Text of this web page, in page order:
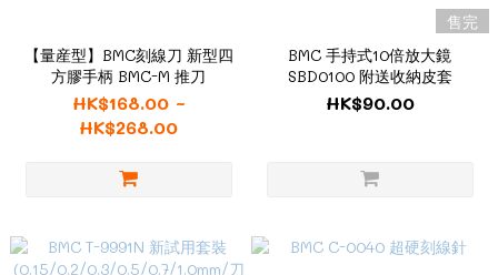
【量産型】BMC刻線刀 新型四
方膠手柄 BMC-M 推刀
HK$168.00 ~
HK$268.00
售完
BMC 手持式10倍放大鏡
SBD0100 附送收納皮套
HK$90.00